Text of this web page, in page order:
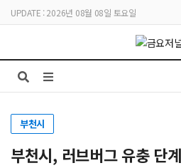
UPDATE : 2026년 08월 08일 토요일
부천시
부천시, 러브버그 유충 단